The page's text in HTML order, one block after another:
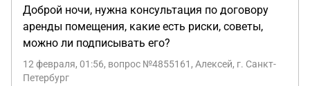
Доброй ночи, нужна консультация по договору
аренды помещения, какие есть риски, советы,
можно ли подписывать его?
12 февраля, 01:56, вопрос №4855161, Алексей, г. Санкт-
Петербург